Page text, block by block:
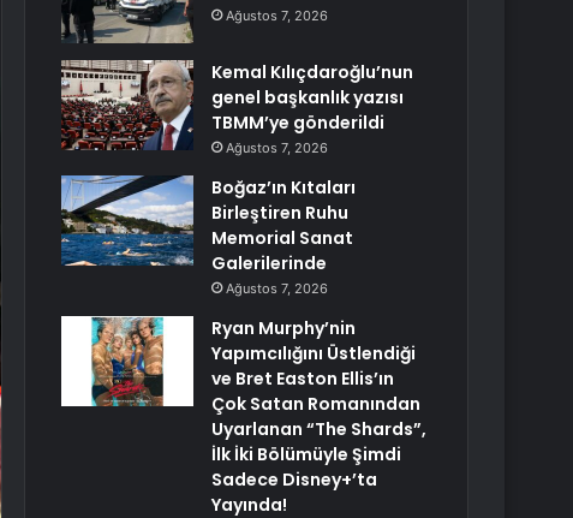
Ağustos 7, 2026
Kemal Kılıçdaroğlu’nun
genel başkanlık yazısı
TBMM’ye gönderildi
Ağustos 7, 2026
Boğaz’ın Kıtaları
Birleştiren Ruhu
Memorial Sanat
Galerilerinde
Ağustos 7, 2026
Ryan Murphy’nin
Yapımcılığını Üstlendiği
ve Bret Easton Ellis’ın
Çok Satan Romanından
Uyarlanan “The Shards”,
İlk İki Bölümüyle Şimdi
Sadece Disney+’ta
Yayında!